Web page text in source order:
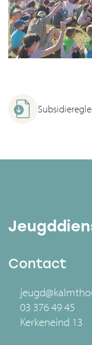
Contact
03 376 49 45
Kerkeneind 13